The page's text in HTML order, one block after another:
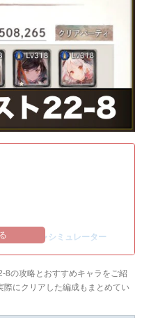
団長)ガチャシミュレーター
8の攻略とおすすめキャラをご紹
にクリアした編成もまとめてい